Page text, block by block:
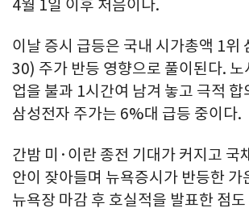
4월 1일 이후 처음이다.
이날 증시 급등은 국내 시가총액 1위
30) 주가 반등 영향으로 풀이된다. 노
업을 불과 1시간여 남겨 놓고 극적 합
삼성전자 주가는 6%대 급등 중이다.
간밤 미·이란 종전 기대가 커지고 국
안이 잦아들며 뉴욕증시가 반등한 가
뉴욕장 마감 후 호실적을 발표한 점